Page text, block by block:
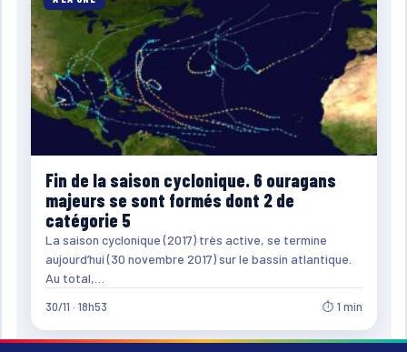
Fin de la saison cyclonique. 6 ouragans
majeurs se sont formés dont 2 de
catégorie 5
La saison cyclonique (2017) très active, se termine
aujourd’hui (30 novembre 2017) sur le bassin atlantique.
Au total,…
30/11 · 18h53 ⏱ 1 min